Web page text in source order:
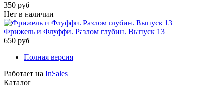
350 руб
Нет в наличии
Фрижель и Флуффи. Разлом глубин. Выпуск 13
650 руб
Полная версия
Работает на InSales
Каталог